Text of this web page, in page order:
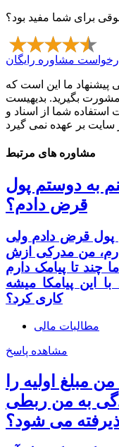
برای شما مفید بود؟
مشاوره رایگان
پیشنهاد ما این است که
بگیرید. بدیهیست
استفاده شما از اسناد و
مشاوره های مرتبط
به دوستم پول
قرض دادم؟
پول قرض دادم ولی
من مدرکی ازش
چند تا پیامک دارم
این پیامکا میشه
کاری کرد؟
مطالبات مالی
مشاهده پاسخ
مبلغ اولیه را
به من ربطی
می شود؟